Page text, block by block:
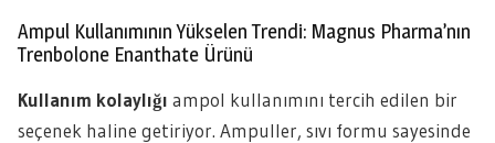
Ampul Kullanımının Yükselen Trendi: Magnus Pharma’nın
Trenbolone Enanthate Ürünü
Kullanım kolaylığı ampol kullanımını tercih edilen bir
seçenek haline getiriyor. Ampuller, sıvı formu sayesinde